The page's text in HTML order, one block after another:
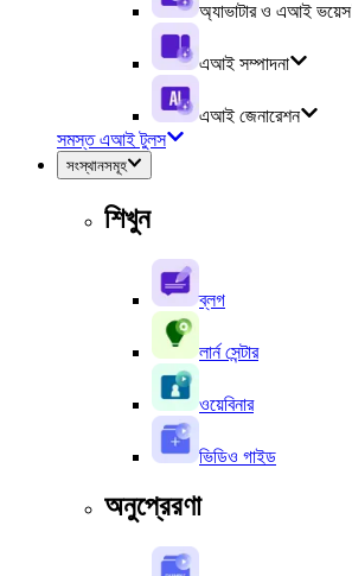
অ্যাভাটার ও এআই ভয়েস
এআই সম্পাদনা
এআই জেনারেশন
সমস্ত এআই টুলস
সংস্থানসমূহ
শিখুন
ব্লগ
লার্ন সেন্টার
ওয়েবিনার
ভিডিও গাইড
অনুপ্রেরণা